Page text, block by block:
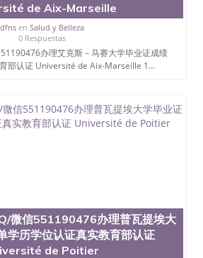
de Aix-Marseille
dfnsen Salud y Belleza
0 Respuestas
办理艾克斯－马赛大学毕业证成绩
部认证 Université de Aix-Marseille 1...
微信551190476办理普瓦提埃大
学历学位认证真实教育部认证
de Poitier